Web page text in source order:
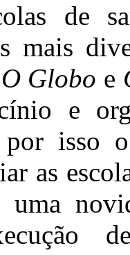
de
mais
O Globo e
e
por isso
as
uma